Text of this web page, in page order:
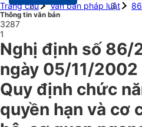
Trang chủ
Văn bản pháp luật
Thông tin văn bản
3287
1
Nghị định số 86/
ngày 05/11/2002
Quy định chức
quyền hạn và cơ